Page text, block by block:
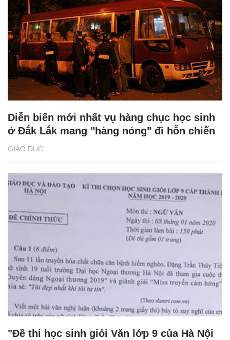
GIÁO DỤC
Diễn biến mới nhất vụ hàng chục học sinh
ở Đắk Lắk mang "hàng nóng" đi hỗn chiến
"Đề thi học sinh giỏi Văn lớp 9 của Hà Nội